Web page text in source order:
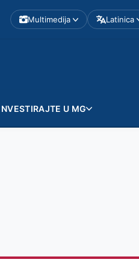
Multimedija Latinica
U MG